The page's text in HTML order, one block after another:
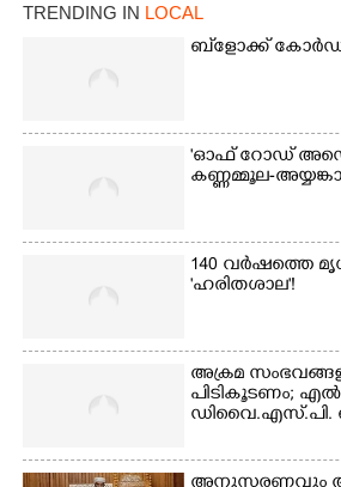
TRENDING IN LOCAL
ബ്‌ളോക്ക്
'ഓഫ് റോഡ്
കണ്ണമ്മൂല-
140 വർഷത്തെ
'ഹരിതശാല'!
അക്രമ
പിടികൂടണം;
ഡിവൈ.എസ്.പി.
Share this link
Copy Link